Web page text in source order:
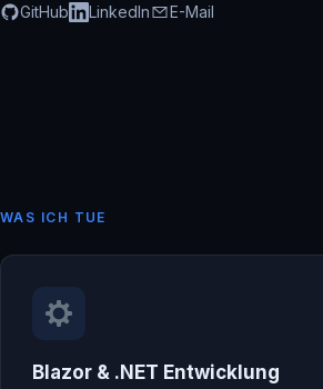
GitHub LinkedIn E-Mail
WAS ICH TUE
Blazor & .NET Entwicklung